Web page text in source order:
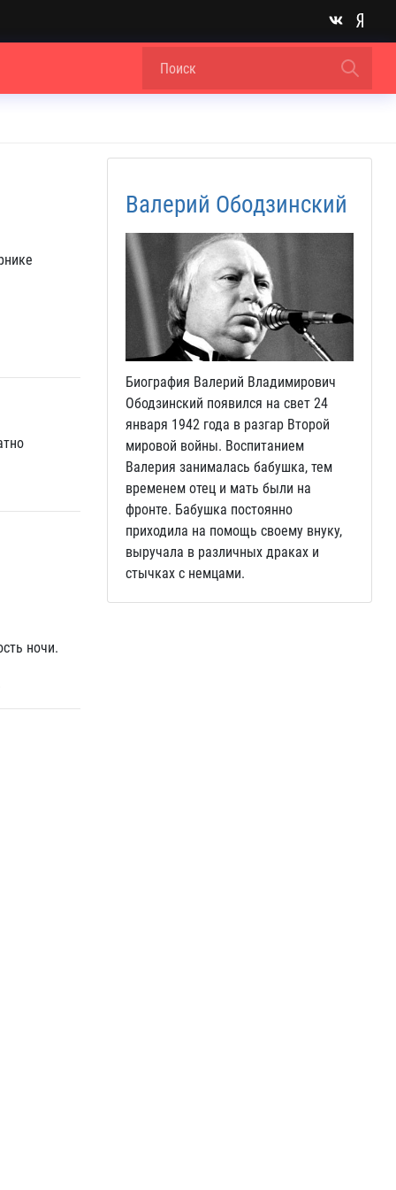
ночи.
Валерий Ободзинский
Биография Валерий Владимирович
Ободзинский появился на свет 24
января 1942 года в разгар Второй
мировой войны. Воспитанием
Валерия занималась бабушка, тем
временем отец и мать были на
фронте. Бабушка постоянно
приходила на помощь своему внуку,
выручала в различных драках и
стычках с немцами.